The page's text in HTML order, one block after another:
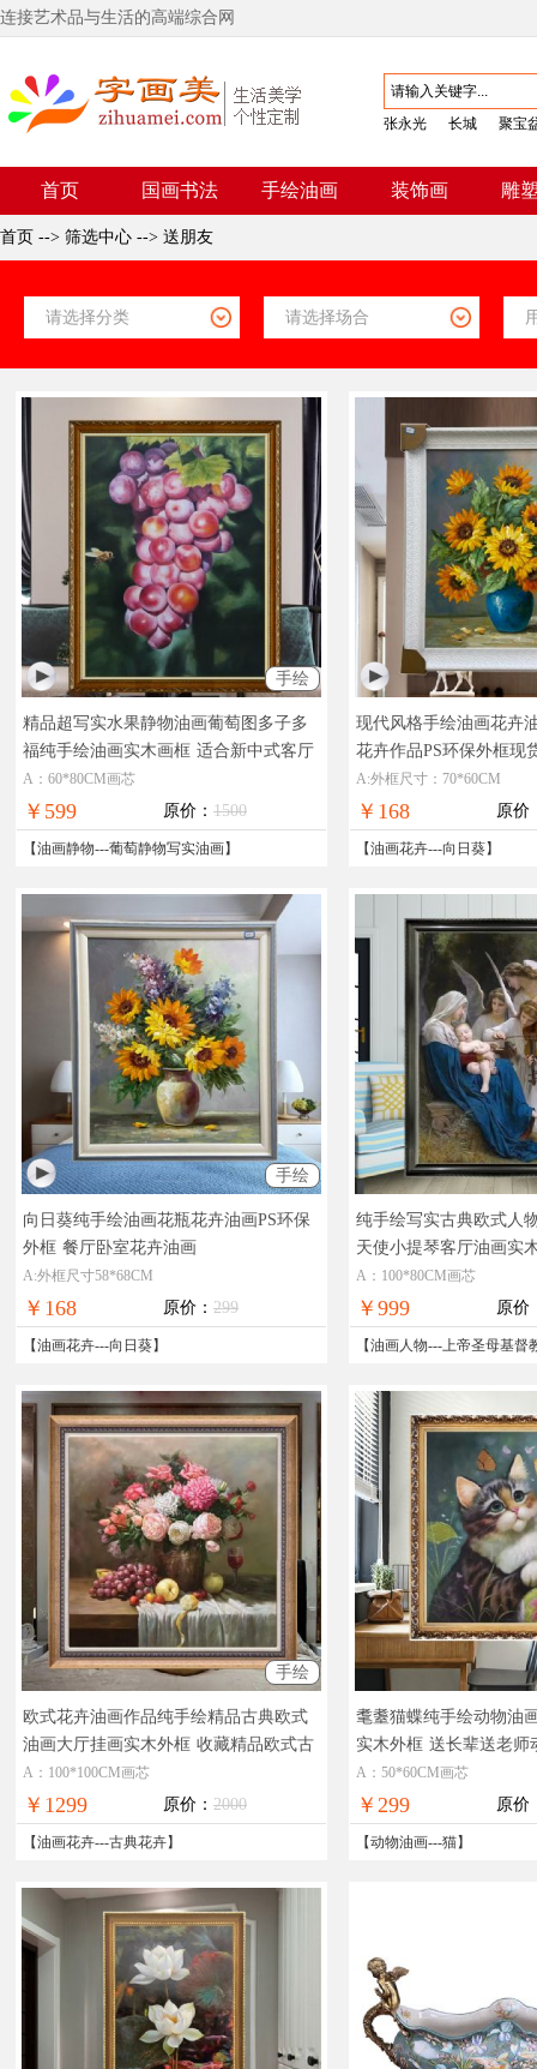
连接艺术品与生活的高端综合网
张永光 长城 聚宝
首页 国画书法 手绘油画 装饰画 雕
首页 --> 筛选中心 --> 送朋友
手绘
精品超写实水果静物油画葡萄图多子多
福纯手绘油画实木画框 适合新中式客厅
餐厅水果静物油画葡萄
A：60*80CM画芯
￥599 原价： 1500
【油画静物---葡萄静物写实油画】
现代风格手绘油画花卉
花卉作品PS环保外框现
油画
A:外框尺寸：70*60CM
￥168 原价
【油画花卉---向日葵】
手绘
向日葵纯手绘油画花瓶花卉油画PS环保
外框 餐厅卧室花卉油画
A:外框尺寸58*68CM
￥168 原价： 299
【油画花卉---向日葵】
纯手绘写实古典欧式人
天使小提琴客厅油画实
油画天使
A：100*80CM画芯
￥999 原价
【油画人物---上帝圣母基督
手绘
欧式花卉油画作品纯手绘精品古典欧式
油画大厅挂画实木外框 收藏精品欧式古
典花卉油画
A：100*100CM画芯
￥1299 原价： 2000
【油画花卉---古典花卉】
耄耋猫蝶纯手绘动物油
实木外框 送长辈送老师
A：50*60CM画芯
￥299 原价
【动物油画---猫】